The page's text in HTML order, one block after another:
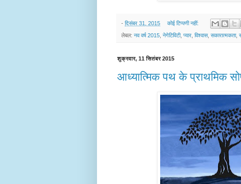
- दिसंबर 31, 2015 कोई टिप्पणी नहीं:
लेबल: नव वर्ष 2015 नेगेटिविटी, प्यार विश्वास, सकारात्मकता,
शुक्रवार, 11 सितंबर 2015
आध्यात्मिक पथ के प्राथमिक